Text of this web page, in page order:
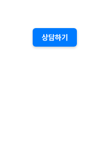
상담하기